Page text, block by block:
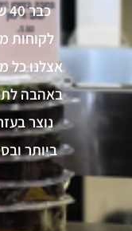
לקוחות
אצלנו כל
באהבה
נוצר
ביותר